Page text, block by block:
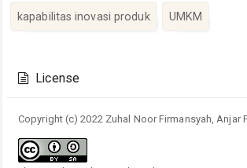
kapabilitas inovasi produk UMKM
Details
License
Copyright (c) 2022 Zuhal Noor Firmansyah, Anjar